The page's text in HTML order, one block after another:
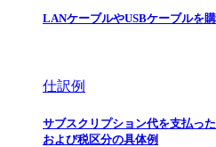
LANケーブルやUSBケーブルを
仕訳例
サブスクリプション代を支払っ
および税区分の具体例